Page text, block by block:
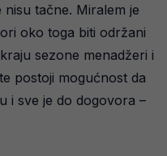
tačne. Miralem je
oko toga biti održani
sezone menadžeri i
postoji mogućnost da
i sve je do dogovora –